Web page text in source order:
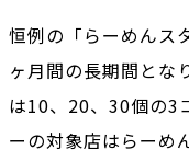
恒例の「らーめんス
ヶ月間の長期間とな
は10、20、30個の3
ーの対象店はらーめ